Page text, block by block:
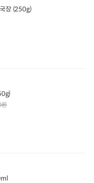
장 (250g)
원